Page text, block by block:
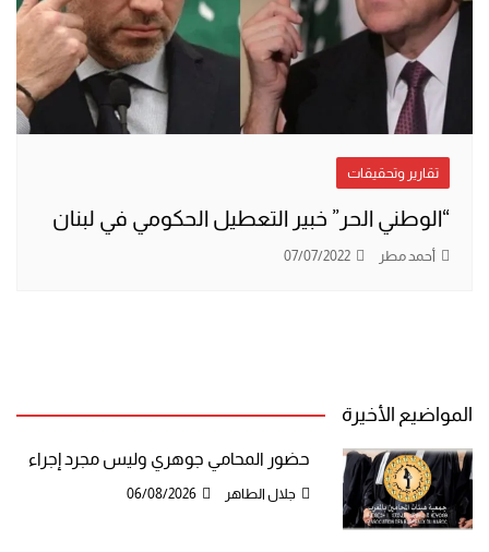
تقارير وتحقيقات
“الوطني الحر” خبير التعطيل الحكومي في لبنان
أحمد مطر 07/07/2022
المواضيع الأخيرة
حضور المحامي جوهري وليس مجرد إجراء
جلال الطاهر 06/08/2026